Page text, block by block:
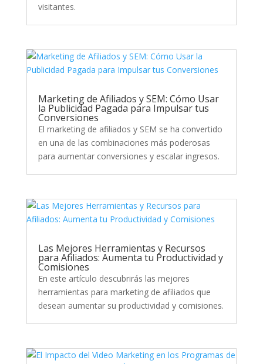
visitantes.
Marketing de Afiliados y SEM: Cómo Usar
la Publicidad Pagada para Impulsar tus
Conversiones
El marketing de afiliados y SEM se ha convertido
en una de las combinaciones más poderosas
para aumentar conversiones y escalar ingresos.
Las Mejores Herramientas y Recursos
para Afiliados: Aumenta tu Productividad y
Comisiones
En este artículo descubrirás las mejores
herramientas para marketing de afiliados que
desean aumentar su productividad y comisiones.